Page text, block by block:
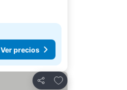
Ver precios
Compartir
Agregar a favoritos